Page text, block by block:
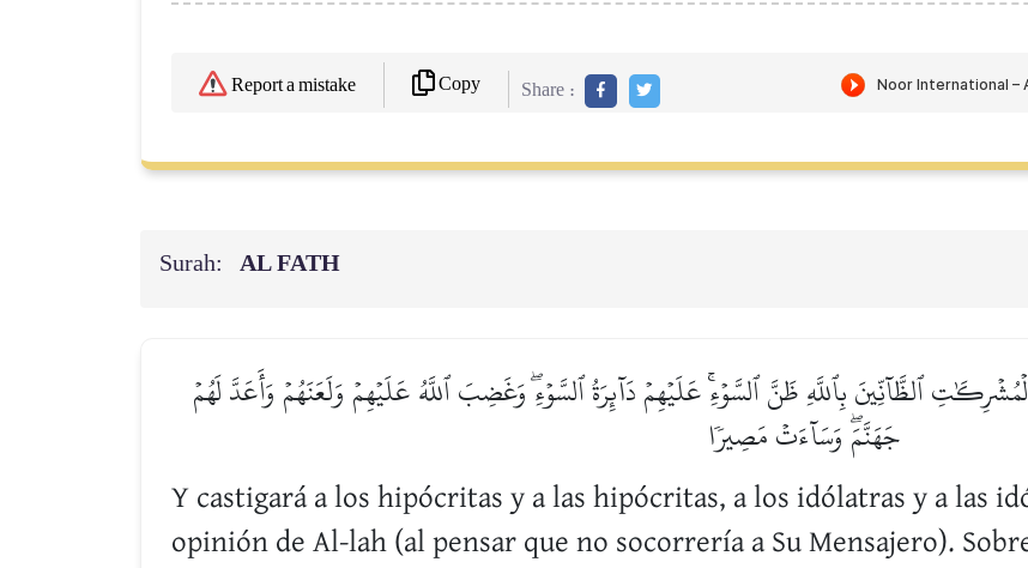
Report a mistake Copy Share :
Surah: AL FATH
ٱلظَّآنِّينَ بِٱللَّهِ ظَنَّ ٱلسَّوۡءِۚ عَلَيۡهِمۡ دَآئِرَةُ ٱلسَّوۡءِۖ وَغَضِبَ ٱللَّهُ عَلَيۡهِمۡ وَلَعَنَهُمۡ وَأَعَدَّ لَهُمۡ
جَهَنَّمَۖ وَسَآءَتۡ مَصِيرٗا
Y castigará a los hipócritas y a las hipócritas, a los idólatras y a las
opinión de Al-lah (al pensar que no socorrería a Su Mensajero).